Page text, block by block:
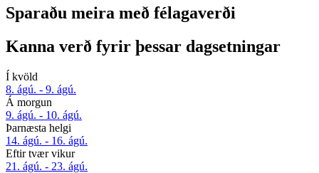
Sparaðu meira með félagaverði
Kanna verð fyrir þessar dagsetningar
Í kvöld
8. ágú. - 9. ágú.
Á morgun
9. ágú. - 10. ágú.
Þarnæsta helgi
14. ágú. - 16. ágú.
Eftir tvær vikur
21. ágú. - 23. ágú.